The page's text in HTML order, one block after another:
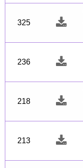
325
236
218
213